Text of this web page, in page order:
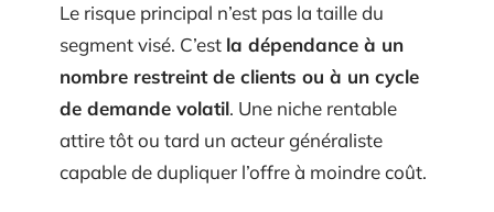
Le risque principal n’est pas la taille du
segment visé. C’est la dépendance à un
nombre restreint de clients ou à un cycle
de demande volatil. Une niche rentable
attire tôt ou tard un acteur généraliste
capable de dupliquer l’offre à moindre coût.